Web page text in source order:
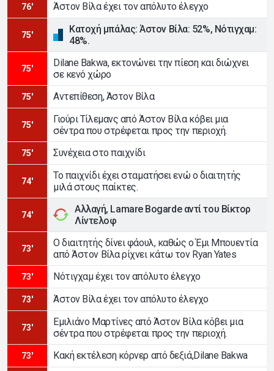
76' Άστον Βίλα έχει τον απόλυτο έλεγχο
75'
Κατοχή μπάλας: Άστον Βίλα: 52%, Νότιγχαμ:
48%.
75'
Dilane Bakwa, εκτονώνει την πίεση και διώχνει
σε κενό χώρο
75' Αντεπίθεση, Άστον Βίλα
75'
Γιούρι Τίλεμανς από Άστον Βίλα κόβει μια
σέντρα που στρέφεται προς την περιοχή.
75' Συνέχεια στο παιχνίδι
74'
Το παιχνίδι έχει σταματήσει ενώ ο διαιτητής
μιλά στους παίκτες.
74'
Αλλαγή, Lamare Bogarde αντί του Βίκτορ
Λίντελοφ
73'
Ο διαιτητής δίνει φάουλ, καθώς ο Έμι Μπουεντία
από Άστον Βίλα ρίχνει κάτω τον Ryan Yates
73' Νότιγχαμ έχει τον απόλυτο έλεγχο
73' Άστον Βίλα έχει τον απόλυτο έλεγχο
73'
Εμιλιάνο Μαρτίνες από Άστον Βίλα κόβει μια
σέντρα που στρέφεται προς την περιοχή.
73' Κακή εκτέλεση κόρνερ από δεξιά,Dilane Bakwa